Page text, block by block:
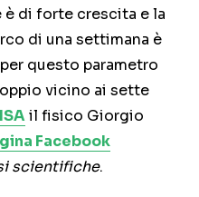
di forte crescita e la
di una settimana è
questo parametro
vicino ai sette
il fisico Giorgio
Facebook
scientifiche.